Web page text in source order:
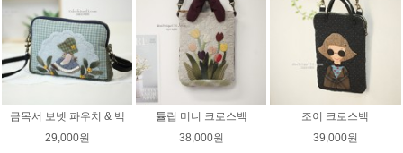
금목서 보넷 파우치 & 백
29,000원
튤립 미니 크로스백
38,000원
조이 크로스백
39,000원